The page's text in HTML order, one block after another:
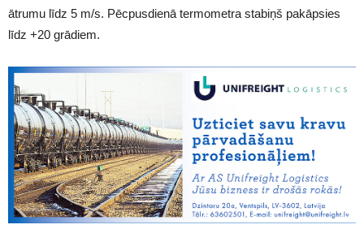
ātrumu līdz 5 m/s. Pēcpusdienā termometra stabiņš pakāpsies
līdz +20 grādiem.